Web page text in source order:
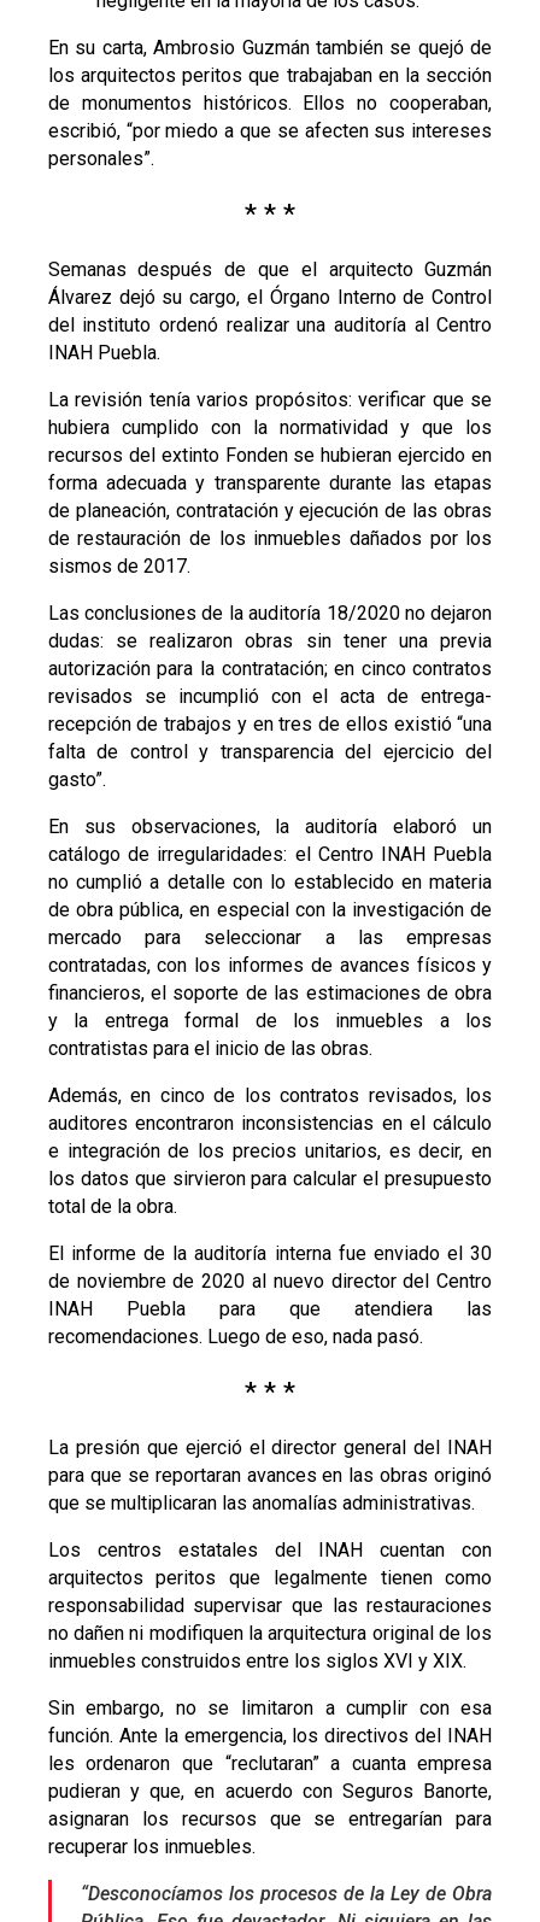
En su carta, Ambrosio Guzmán también se quejó de
los arquitectos peritos que trabajaban en la sección
de monumentos históricos. Ellos no cooperaban,
escribió, “por miedo a que se afecten sus intereses
personales”.
* * *
Semanas después de que el arquitecto Guzmán
Álvarez dejó su cargo, el Órgano Interno de Control
del instituto ordenó realizar una auditoría al Centro
INAH Puebla.
La revisión tenía varios propósitos: verificar que se
hubiera cumplido con la normatividad y que los
recursos del extinto Fonden se hubieran ejercido en
forma adecuada y transparente durante las etapas
de planeación, contratación y ejecución de las obras
de restauración de los inmuebles dañados por los
sismos de 2017.
Las conclusiones de la auditoría 18/2020 no dejaron
dudas: se realizaron obras sin tener una previa
autorización para la contratación; en cinco contratos
revisados se incumplió con el acta de entrega-
recepción de trabajos y en tres de ellos existió “una
falta de control y transparencia del ejercicio del
gasto”.
En sus observaciones, la auditoría elaboró un
catálogo de irregularidades: el Centro INAH Puebla
no cumplió a detalle con lo establecido en materia
de obra pública, en especial con la investigación de
mercado para seleccionar a las empresas
contratadas, con los informes de avances físicos y
financieros, el soporte de las estimaciones de obra
y la entrega formal de los inmuebles a los
contratistas para el inicio de las obras.
Además, en cinco de los contratos revisados, los
auditores encontraron inconsistencias en el cálculo
e integración de los precios unitarios, es decir, en
los datos que sirvieron para calcular el presupuesto
total de la obra.
El informe de la auditoría interna fue enviado el 30
de noviembre de 2020 al nuevo director del Centro
INAH Puebla para que atendiera las
recomendaciones. Luego de eso, nada pasó.
* * *
La presión que ejerció el director general del INAH
para que se reportaran avances en las obras originó
que se multiplicaran las anomalías administrativas.
Los centros estatales del INAH cuentan con
arquitectos peritos que legalmente tienen como
responsabilidad supervisar que las restauraciones
no dañen ni modifiquen la arquitectura original de los
inmuebles construidos entre los siglos XVI y XIX.
Sin embargo, no se limitaron a cumplir con esa
función. Ante la emergencia, los directivos del INAH
les ordenaron que “reclutaran” a cuanta empresa
pudieran y que, en acuerdo con Seguros Banorte,
asignaran los recursos que se entregarían para
recuperar los inmuebles.
“Desconocíamos los procesos de la Ley de Obra